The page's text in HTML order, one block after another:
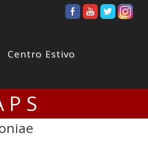
Centro Estivo